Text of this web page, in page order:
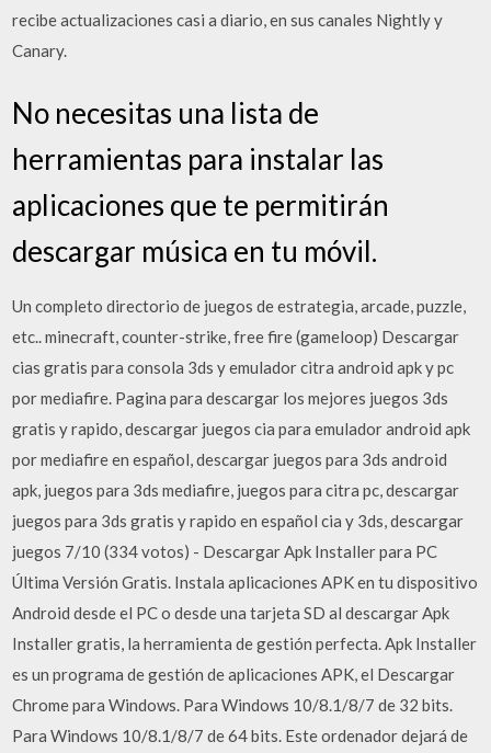
recibe actualizaciones casi a diario, en sus canales Nightly y
Canary.
No necesitas una lista de
herramientas para instalar las
aplicaciones que te permitirán
descargar música en tu móvil.
Un completo directorio de juegos de estrategia, arcade, puzzle,
etc.. minecraft, counter-strike, free fire (gameloop) Descargar
cias gratis para consola 3ds y emulador citra android apk y pc
por mediafire. Pagina para descargar los mejores juegos 3ds
gratis y rapido, descargar juegos cia para emulador android apk
por mediafire en español, descargar juegos para 3ds android
apk, juegos para 3ds mediafire, juegos para citra pc, descargar
juegos para 3ds gratis y rapido en español cia y 3ds, descargar
juegos 7/10 (334 votos) - Descargar Apk Installer para PC
Última Versión Gratis. Instala aplicaciones APK en tu dispositivo
Android desde el PC o desde una tarjeta SD al descargar Apk
Installer gratis, la herramienta de gestión perfecta. Apk Installer
es un programa de gestión de aplicaciones APK, el Descargar
Chrome para Windows. Para Windows 10/8.1/8/7 de 32 bits.
Para Windows 10/8.1/8/7 de 64 bits. Este ordenador dejará de